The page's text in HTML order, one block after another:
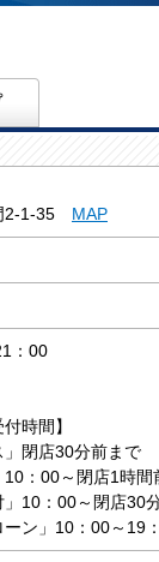
2-1-35 MAP
：00
時間】
」閉店30分前まで
10：00～閉店1時間
」10：00～閉店30
ーン」10：00～19